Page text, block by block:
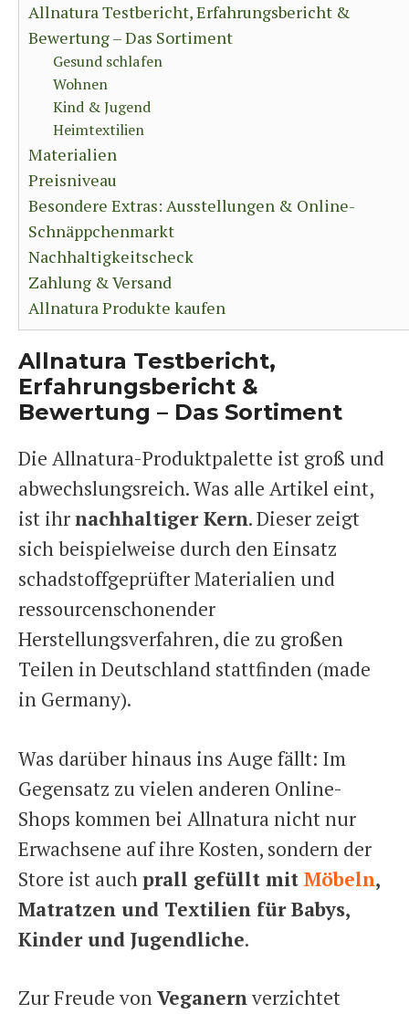
Allnatura Testbericht, Erfahrungsbericht &
Bewertung – Das Sortiment
Gesund schlafen
Wohnen
Kind & Jugend
Heimtextilien
Materialien
Preisniveau
Besondere Extras: Ausstellungen & Online-
Schnäppchenmarkt
Nachhaltigkeitscheck
Zahlung & Versand
Allnatura Produkte kaufen
Allnatura Testbericht,
Erfahrungsbericht &
Bewertung – Das Sortiment
Die Allnatura-Produktpalette ist groß und
abwechslungsreich. Was alle Artikel eint,
ist ihrnachhaltiger Kern. Dieser zeigt
sich beispielweise durch den Einsatz
schadstoffgeprüfter Materialien und
ressourcenschonender
Herstellungsverfahren, die zu großen
Teilen in Deutschland stattfinden (made
in Germany).
Was darüber hinaus ins Auge fällt: Im
Gegensatz zu vielen anderen Online-
Shops kommen bei Allnatura nicht nur
Erwachsene auf ihre Kosten, sondern der
Store ist auchprall gefüllt mit Möbeln,
Matratzen und Textilien für Babys,
Kinder und Jugendliche.
Zur Freude vonVeganernverzichtet